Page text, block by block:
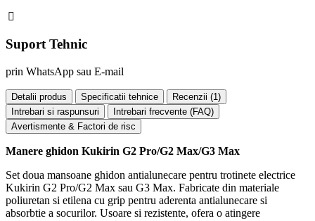
Suport Tehnic
prin WhatsApp sau E-mail
Detalii produs Specificatii tehnice Recenzii (1 )
Intrebari si raspunsuri
Intrebari frecvente (FAQ)
Avertismente & Factori de risc
Manere ghidon Kukirin G2 Pro/G2 Max/G3 Max
Set doua mansoane ghidon antialunecare pentru trotinete electrice
Kukirin G2 Pro/G2 Max sau G3 Max. Fabricate din materiale
poliuretan si etilena cu grip pentru aderenta antialunecare si
absorbtie a socurilor. Usoare si rezistente, ofera o atingere